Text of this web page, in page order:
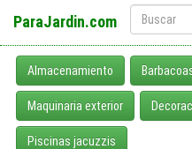
ParaJardin.com
Almacenamiento
Maquinaria exterior
Piscinas jacuzzis